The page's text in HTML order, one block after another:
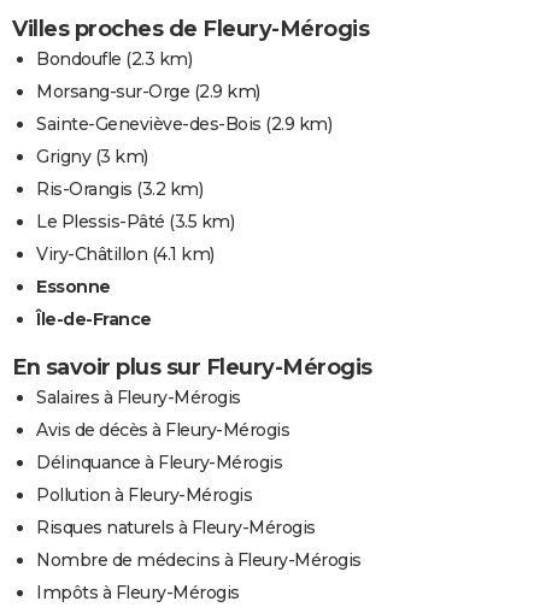
Villes proches de Fleury-Mérogis
Bondoufle (2.3 km)
Morsang-sur-Orge (2.9 km)
Sainte-Geneviève-des-Bois (2.9 km)
Grigny(3 km)
Ris-Orangis (3.2 km)
Le Plessis-Pâté (3.5 km)
Viry-Châtillon (4.1 km)
Essonne
Île-de-France
En savoir plus sur Fleury-Mérogis
Salaires à Fleury-Mérogis
Avis de décès à Fleury-Mérogis
Délinquance à Fleury-Mérogis
Pollution à Fleury-Mérogis
Risques naturels à Fleury-Mérogis
Nombre de médecins à Fleury-Mérogis
Impôts à Fleury-Mérogis